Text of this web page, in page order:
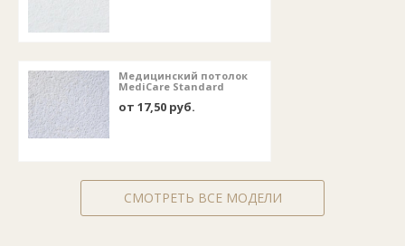
Медицинский потолок
MediCare Standard
от 17,50 руб.
СМОТРЕТЬ ВСЕ МОДЕЛИ